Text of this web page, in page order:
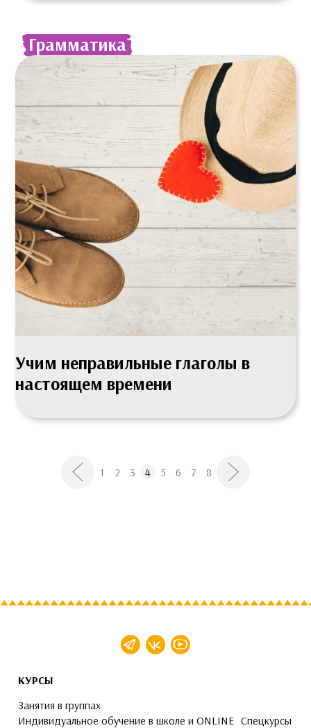
Грамматика
Учим неправильные глаголы в
настоящем времени
1 2 3 4 5 6 7 8
КУРСЫ
Занятия в группах
Индивидуальное обучение в школе и ONLINE Спецкурсы